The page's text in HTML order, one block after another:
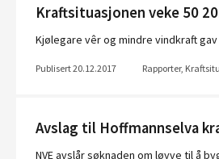
Kraftsituasjonen veke 50
Kjølegare vêr og mindre vindkraft gav
Publisert 20.12.2017 Rapporter,
Avslag til Hoffmannselva
NVE avslår søknaden om løyve til å